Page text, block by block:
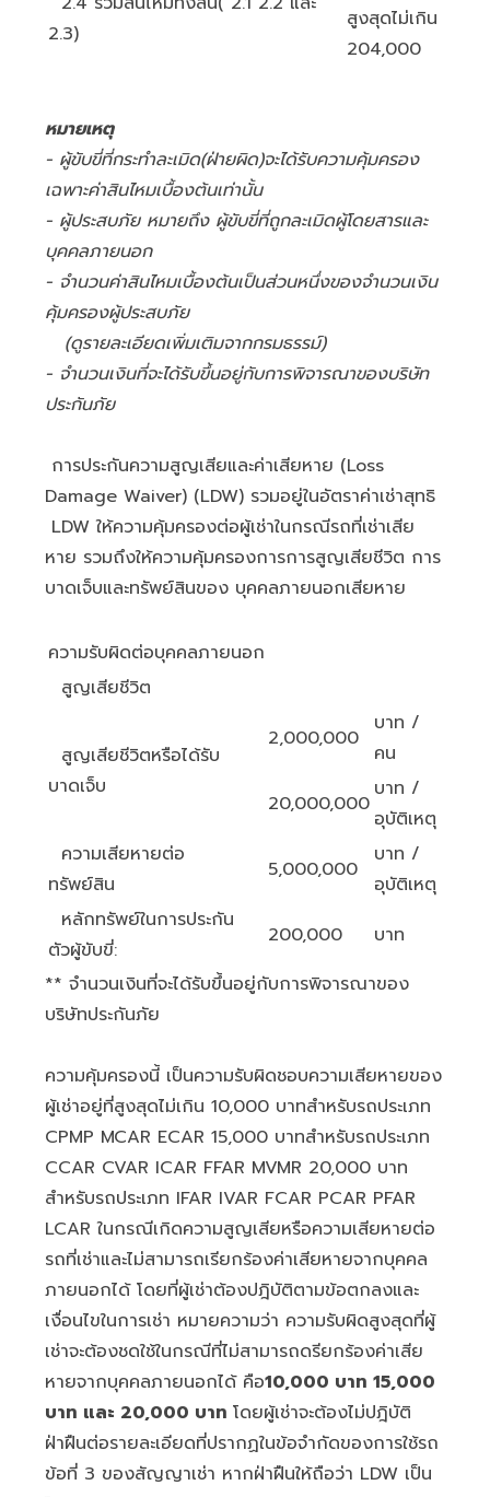
2.3)
สูงสุดไม่เกิน
204,000
หมายเหตุ
- ผู้ขับขี่ที่กระทำละเมิด(ฝ่ายผิด)จะได้รับความคุ้มครอง
เฉพาะค่าสินไหมเบื้องต้นเท่านั้น
- ผู้ประสบภัย หมายถึง ผู้ขับขี่ที่ถูกละเมิดผู้โดยสารและ
บุคคลภายนอก
- จำนวนค่าสินไหมเบื้องต้นเป็นส่วนหนึ่งของจำนวนเงิน
คุ้มครองผู้ประสบภัย
(ดูรายละเอียดเพิ่มเติมจากกรมธรรม์)
- จำนวนเงินที่จะได้รับขึ้นอยู่กับการพิจารณาของบริษัท
ประกันภัย
การประกันความสูญเสียและค่าเสียหาย (Loss
Damage Waiver) (LDW) รวมอยู่ในอัตราค่าเช่าสุทธิ
LDW ให้ความคุ้มครองต่อผู้เช่าในกรณีรถที่เช่าเสีย
หาย รวมถึงให้ความคุ้มครองการการสูญเสียชีวิต การ
บาดเจ็บและทรัพย์สินของ บุคคลภายนอกเสียหาย
ความรับผิดต่อบุคคลภายนอก
สูญเสียชีวิต
สูญเสียชีวิตหรือได้รับ
บาดเจ็บ
2,000,000
บาท /
คน
20,000,000
บาท /
อุบัติเหตุ
ความเสียหายต่อ
ทรัพย์สิน
5,000,000
บาท /
อุบัติเหตุ
หลักทรัพย์ในการประกัน
ตัวผู้ขับขี่:
200,000
บาท
** จำนวนเงินที่จะได้รับขึ้นอยู่กับการพิจารณาของ
บริษัทประกันภัย
ความคุ้มครองนี้ เป็นความรับผิดชอบความเสียหายของ
ผู้เช่าอยู่ที่สูงสุดไม่เกิน 10,000 บาทสำหรับรถประเภท
CPMP MCAR ECAR 15,000 บาทสำหรับรถประเภท
CCAR CVAR ICAR FFAR MVMR 20,000 บาท
สำหรับรถประเภท IFAR IVAR FCAR PCAR PFAR
LCAR ในกรณีเกิดความสูญเสียหรือความเสียหายต่อ
รถที่เช่าและไม่สามารถเรียกร้องค่าเสียหายจากบุคคล
ภายนอกได้ โดยที่ผู้เช่าต้องปฎิบัติตามข้อตกลงและ
เงื่อนไขในการเช่า หมายความว่า ความรับผิดสูงสุดที่ผู้
เช่าจะต้องชดใช้ในกรณีที่ไม่สามารถดรียกร้องค่าเสีย
หายจากบุคคลภายนอกได้ คือ10,000 บาท 15,000
บาท และ 20,000 บาท โดยผู้เช่าจะต้องไม่ปฎิบัติ
ฝ่าฝืนต่อรายละเอียดที่ปรากฏในข้อจำกัดของการใช้รถ
ข้อที่ 3 ของสัญญาเช่า หากฝ่าฝืนให้ถือว่า LDW เป็น